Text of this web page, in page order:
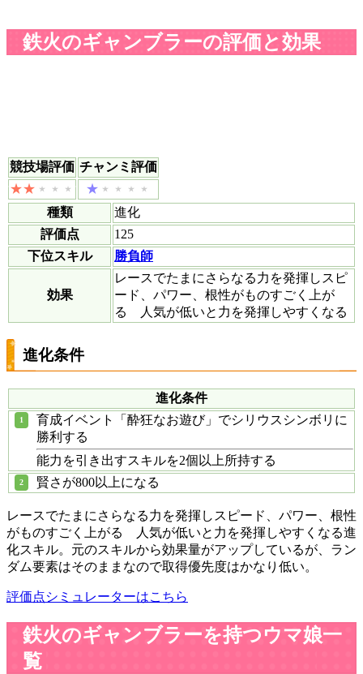
鉄火のギャンブラーの評価と効果
競技場評価 チャンミ評価
種類
進化
評価点
125
下位スキル
勝負師
効果
レースでたまにさらなる力を発揮しスピ
ード、パワー、根性がものすごく上が
る 人気が低いと力を発揮しやすくなる
進化条件
進化条件
育成イベント「酔狂なお遊び」でシリウスシンボリに
勝利する
能力を引き出すスキルを2個以上所持する
賢さが800以上になる
レースでたまにさらなる力を発揮しスピード、パワー、根性
がものすごく上がる 人気が低いと力を発揮しやすくなる進
化スキル。元のスキルから効果量がアップしているが、ラン
ダム要素はそのままなので取得優先度はかなり低い。
評価点シミュレーターはこちら
鉄火のギャンブラーを持つウマ娘一
覧